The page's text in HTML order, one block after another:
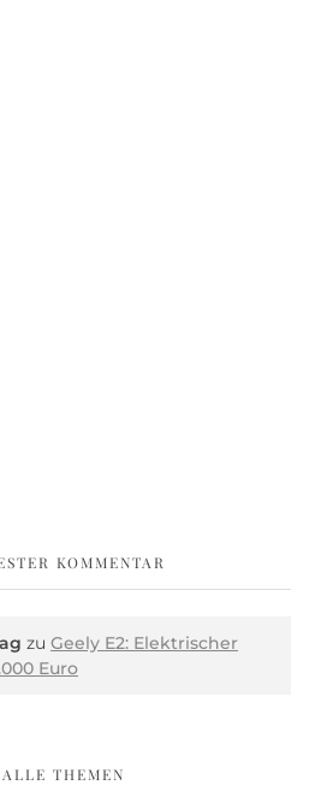
KOMMENTAR
zu Geely E2: Elektrischer
Euro
ALLE THEMEN